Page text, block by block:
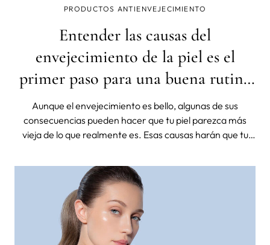
PRODUCTOS ANTIENVEJECIMIENTO
Entender las causas del
envejecimiento de la piel es el
primer paso para una buena rutina
de belleza
Aunque el envejecimiento es bello, algunas de sus
consecuencias pueden hacer que tu piel parezca más
vieja de lo que realmente es. Esas causas harán que tu
que no es bueno, no sólo para tu apariencia sino para tu
salud en general. Para e